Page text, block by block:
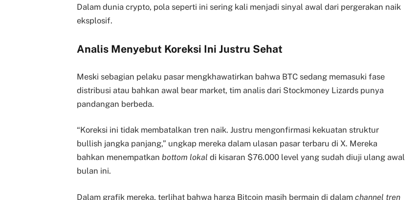
Dalam dunia crypto, pola seperti ini sering kali menjadi sinyal awal dari pergerakan naik
eksplosif.
Analis Menyebut Koreksi Ini Justru Sehat
Meski sebagian pelaku pasar mengkhawatirkan bahwa BTC sedang memasuki fase
distribusi atau bahkan awal bear market, tim analis dari Stockmoney Lizards punya
pandangan berbeda.
“Koreksi ini tidak membatalkan tren naik. Justru mengonfirmasi kekuatan struktur
bullish jangka panjang,” ungkap mereka dalam ulasan pasar terbaru di X. Mereka
bahkan menempatkan bottom lokal di kisaran $76.000 level yang sudah diuji ulang awal
bulan ini.
Dalam grafik mereka, terlihat bahwa harga Bitcoin masih bermain di dalam channel tren